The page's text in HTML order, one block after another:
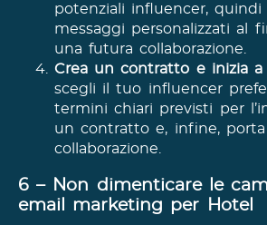
potenziali influencer,
messaggi personalizzati al
una futura collaborazione.
Crea un contratto e inizia a
scegli il tuo influencer
termini chiari previsti per
un contratto e, infine,
collaborazione.
6 – Non dimenticare le
email marketing per Hotel